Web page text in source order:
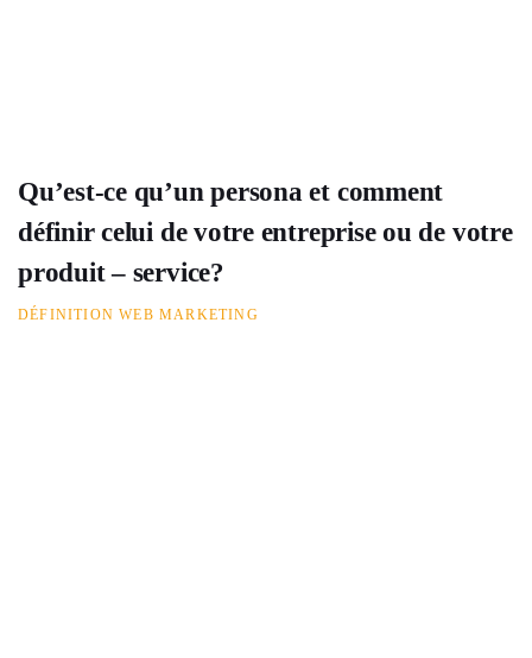
Qu’est-ce qu’un persona et comment
définir celui de votre entreprise ou de votre
produit – service?
DÉFINITION WEB MARKETING